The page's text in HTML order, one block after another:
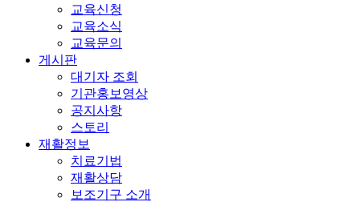
교육신청
교육소식
교육문의
게시판
대기자 조회
기관홍보영상
공지사항
스토리
재활정보
치료기법
재활상담
보조기구 소개